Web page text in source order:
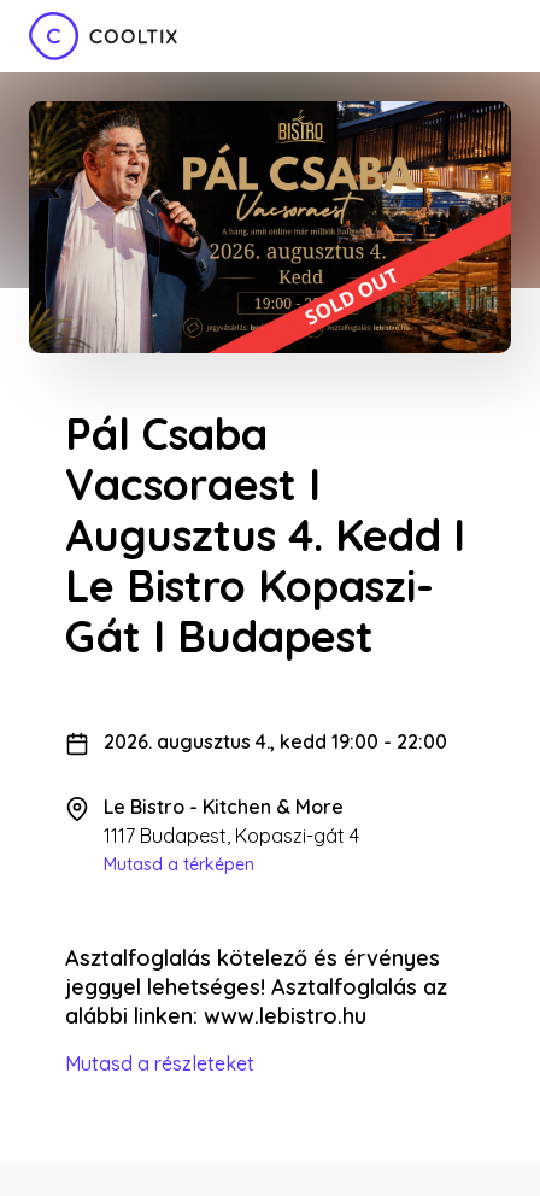
Pál Csaba
Vacsoraest I
Augusztus 4. Kedd I
Le Bistro Kopaszi-
Gát I Budapest
2026. augusztus 4., kedd 19:00 - 22:00
Le Bistro - Kitchen & More
1117 Budapest, Kopaszi-gát 4
Mutasd a térképen
Asztalfoglalás kötelező és érvényes
jeggyel lehetséges! Asztalfoglalás az
alábbi linken: www.lebistro.hu
Mutasd a részleteket